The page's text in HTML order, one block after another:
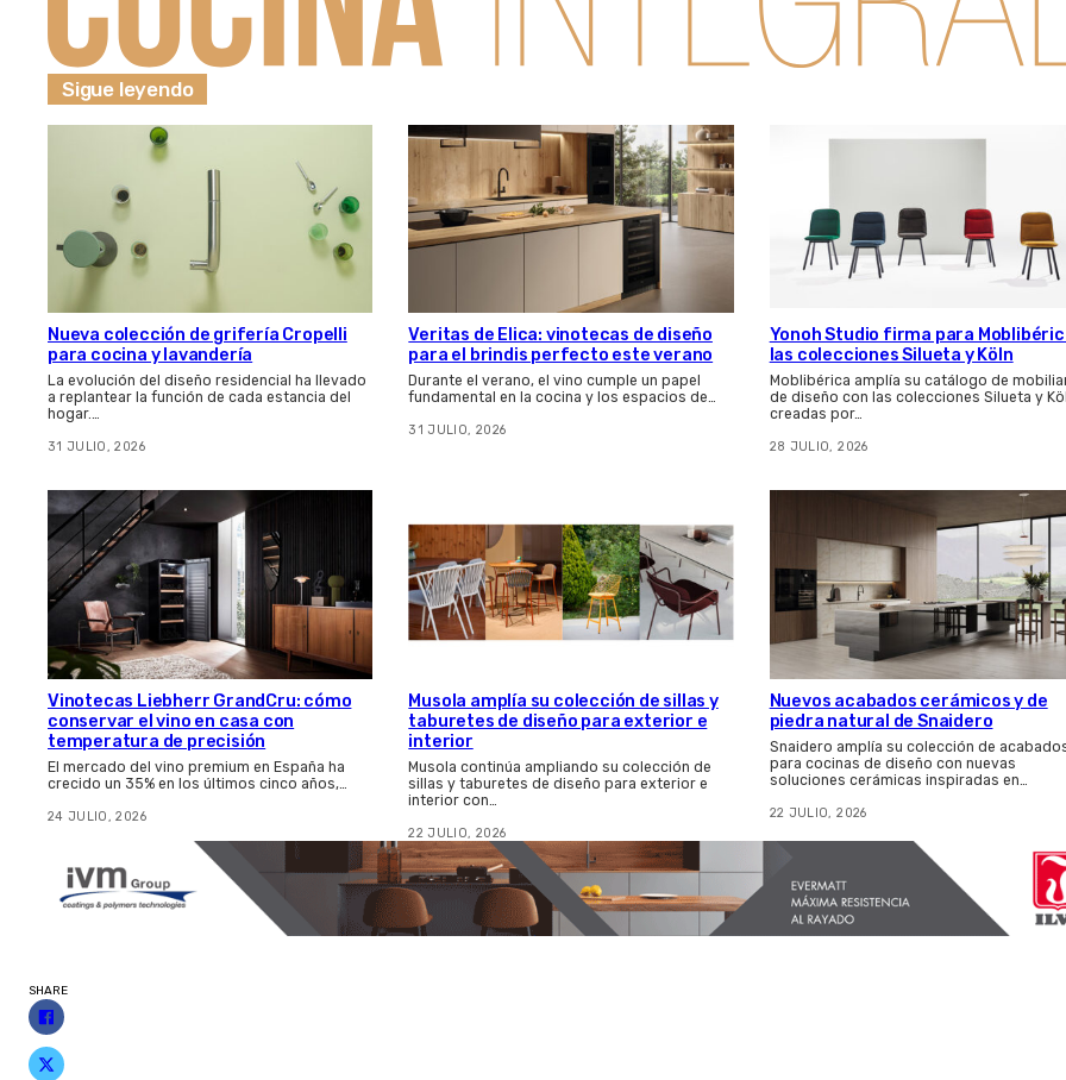
Sigue leyendo
Nueva colección de grifería Cropelli
para cocina y lavandería
La evolución del diseño residencial ha llevado
a replantear la función de cada estancia del
hogar.…
31 JULIO, 2026
Veritas de Elica: vinotecas de diseño
para el brindis perfecto este verano
Durante el verano, el vino cumple un papel
fundamental en la cocina y los espacios de…
31 JULIO, 2026
Yonoh Studio firma para
las colecciones Silueta y Köln
Moblibérica amplía su catálogo de
de diseño con las colecciones Silueta y
creadas por…
28 JULIO, 2026
Vinotecas Liebherr GrandCru: cómo
conservar el vino en casa con
temperatura de precisión
El mercado del vino premium en España ha
crecido un 35% en los últimos cinco años,…
24 JULIO, 2026
Musola amplía su colección de sillas y
taburetes de diseño para exterior e
interior
Musola continúa ampliando su colección de
sillas y taburetes de diseño para exterior e
interior con…
22 JULIO, 2026
Nuevos acabados cerámicos y de
piedra natural de Snaidero
Snaidero amplía su colección de
para cocinas de diseño con nuevas
soluciones cerámicas inspiradas en…
22 JULIO, 2026
SHARE